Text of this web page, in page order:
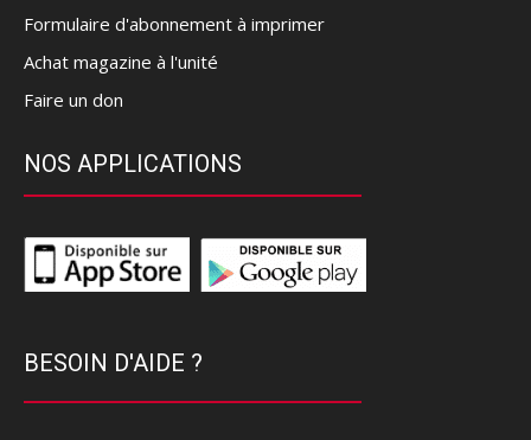
Formulaire d'abonnement à imprimer
Achat magazine à l'unité
Faire un don
NOS APPLICATIONS
BESOIN D'AIDE ?